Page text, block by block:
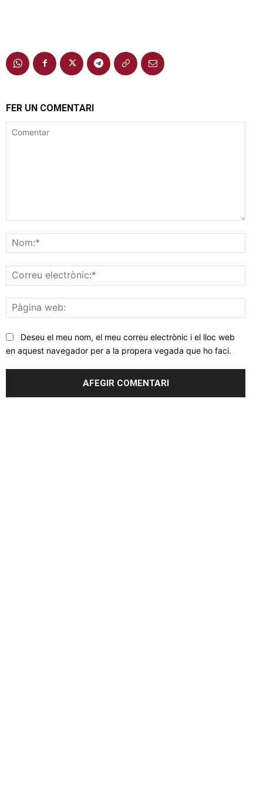
FER UN COMENTARI
web:
Deseu el meu nom, el meu correu electrònic i el lloc web
en aquest navegador per a la propera vegada que ho faci.